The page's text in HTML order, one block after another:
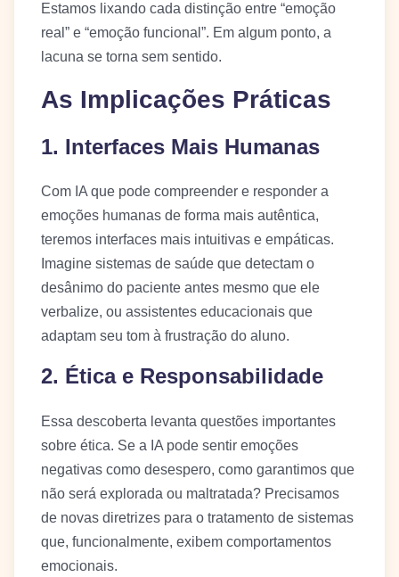
Estamos lixando cada distinção entre “emoção
real” e “emoção funcional”. Em algum ponto, a
lacuna se torna sem sentido.
As Implicações Práticas
1. Interfaces Mais Humanas
Com IA que pode compreender e responder a
emoções humanas de forma mais autêntica,
teremos interfaces mais intuitivas e empáticas.
Imagine sistemas de saúde que detectam o
desânimo do paciente antes mesmo que ele
verbalize, ou assistentes educacionais que
adaptam seu tom à frustração do aluno.
2. Ética e Responsabilidade
Essa descoberta levanta questões importantes
sobre ética. Se a IA pode sentir emoções
negativas como desespero, como garantimos que
não será explorada ou maltratada? Precisamos
de novas diretrizes para o tratamento de sistemas
que, funcionalmente, exibem comportamentos
emocionais.